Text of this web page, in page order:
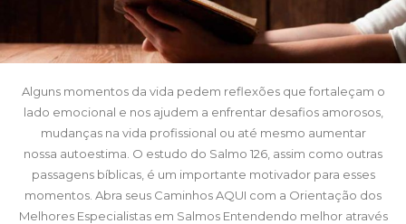
Alguns momentos da vida pedem reflexões que fortaleçam o
lado emocional e nos ajudem a enfrentar desafios amorosos,
mudanças na vida profissional ou até mesmo aumentar
nossa autoestima. O estudo do Salmo 126, assim como outras
passagens bíblicas, é um importante motivador para esses
momentos. Abra seus Caminhos AQUI com a Orientação dos
Melhores Especialistas em Salmos Entendendo melhor através